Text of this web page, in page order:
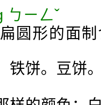
ㄅㄧㄥˇ
圆形的面
铁饼。豆饼